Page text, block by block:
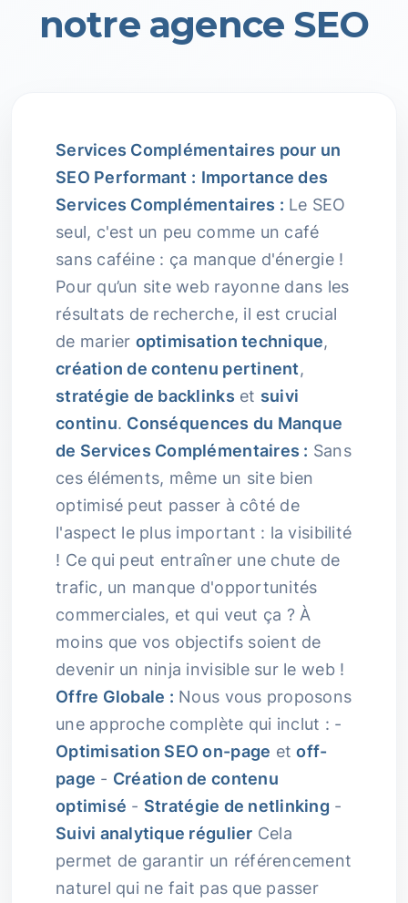
notre agence SEO
Services Complémentaires pour un
SEO Performant : Importance des
Services Complémentaires : Le SEO
seul, c'est un peu comme un café
sans caféine : ça manque d'énergie !
Pour qu’un site web rayonne dans les
résultats de recherche, il est crucial
de marier optimisation technique,
création de contenu pertinent,
stratégie de backlinks et suivi
continu. Conséquences du Manque
de Services Complémentaires : Sans
ces éléments, même un site bien
optimisé peut passer à côté de
l'aspect le plus important : la visibilité
! Ce qui peut entraîner une chute de
trafic, un manque d'opportunités
commerciales, et qui veut ça ? À
moins que vos objectifs soient de
devenir un ninja invisible sur le web !
Offre Globale : Nous vous proposons
une approche complète qui inclut : -
Optimisation SEO on-page etoff-
page - Création de contenu
optimisé - Stratégie de netlinking -
Suivi analytique régulier Cela
permet de garantir un référencement
naturel qui ne fait pas que passer